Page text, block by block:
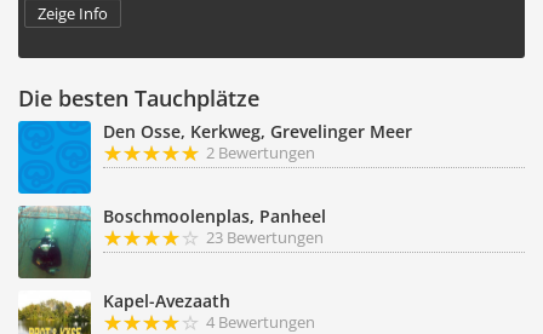
Zeige Info
Die besten Tauchplätze
Den Osse, Kerkweg, Grevelinger Meer
2 Bewertungen
Boschmoolenplas, Panheel
23 Bewertungen
Kapel-Avezaath
4 Bewertungen